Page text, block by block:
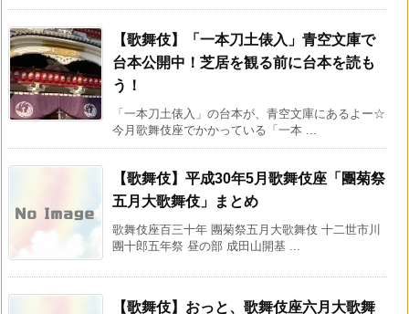
【歌舞伎】「一本刀土俵入」青空文庫で
台本公開中！芝居を観る前に台本を読も
う！
「一本刀土俵入」の台本が、青空文庫にあるよー☆
今月歌舞伎座でかかっている「一本 ...
【歌舞伎】平成30年5月歌舞伎座「團菊祭
五月大歌舞伎」まとめ
歌舞伎座百三十年 團菊祭五月大歌舞伎 十二世市川
團十郎五年祭 昼の部 成田山開基 ...
【歌舞伎】おっと、歌舞伎座六月大歌舞